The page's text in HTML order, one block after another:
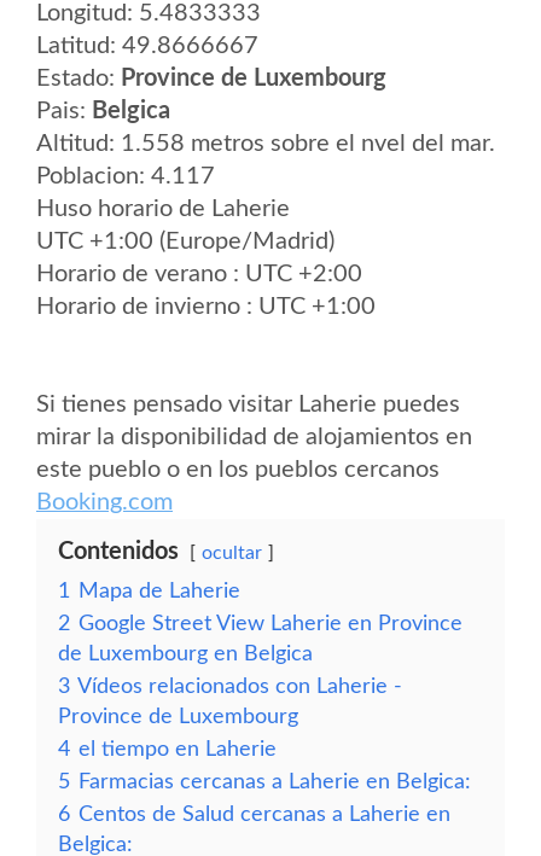
Longitud: 5.4833333
Latitud: 49.8666667
Estado: Province de Luxembourg
Pais: Belgica
Altitud: 1.558 metros sobre el nvel del mar.
Poblacion: 4.117
Huso horario de Laherie
UTC +1:00 (Europe/Madrid)
Horario de verano : UTC +2:00
Horario de invierno : UTC +1:00
Si tienes pensado visitar Laherie puedes
mirar la disponibilidad de alojamientos en
este pueblo o en los pueblos cercanos
Booking.com
Contenidos ocultar
1
Mapa de Laherie
2 Google Street View Laherie en Province
de Luxembourg en Belgica
3 Vídeos relacionados con Laherie -
Province de Luxembourg
4 el tiempo en Laherie
5 Farmacias cercanas a Laherie en Belgica:
6 Centos de Salud cercanas a Laherie en
Belgica: